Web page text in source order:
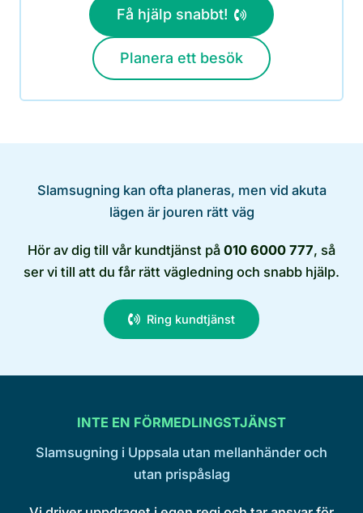
Få hjälp snabbt!
Planera ett besök
Slamsugning kan ofta planeras, men vid akuta
lägen är jouren rätt väg
Hör av dig till vår kundtjänst på 010 6000 777, så
ser vi till att du får rätt vägledning och snabb hjälp.
Ring kundtjänst
INTE EN FÖRMEDLINGSTJÄNST
Slamsugning i Uppsala utan mellanhänder och
utan prispåslag